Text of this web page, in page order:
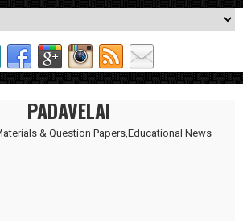
PADAVELAI
& Question Papers,Educational News